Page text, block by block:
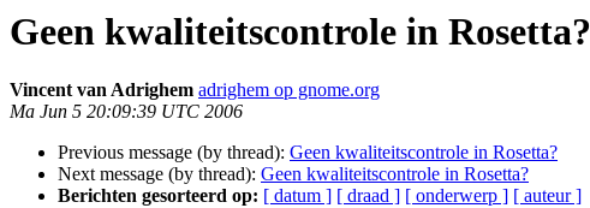
Geen kwaliteitscontrole in Rosetta?
Vincent van Adrighem adrighem op gnome.org
Ma Jun 5 20:09:39 UTC 2006
Previous message (by thread): Geen kwaliteitscontrole in Rosetta?
Next message (by thread): Geen kwaliteitscontrole in Rosetta?
Berichten gesorteerd op: [ datum ] [ draad ] [ onderwerp ] [ auteur ]